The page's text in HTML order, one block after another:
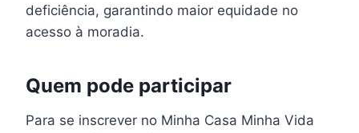
deficiência, garantindo maior equidade no
acesso à moradia.
Quem pode participar
Para se inscrever no Minha Casa Minha Vida